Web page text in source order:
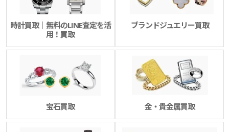
時計買取｜無料のLINE査定を活
用！買取
ブランドジュエリー買取
宝石買取 金・貴金属買取